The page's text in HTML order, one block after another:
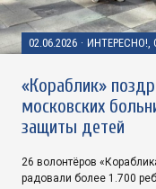
02.06.2026 · ИНТЕРЕСНО!,
«Кораблик»
московских
защиты детей
26 волонтёров
радовали более 1.700